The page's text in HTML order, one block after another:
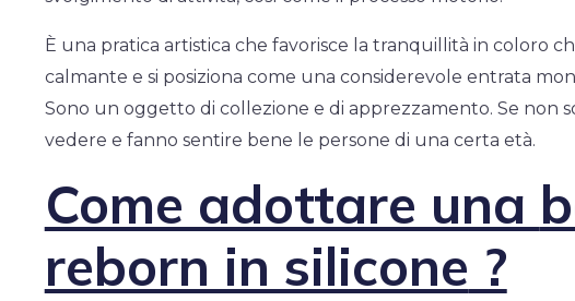
È una pratica artistica che favorisce la tranquillità in coloro
calmante e si posiziona come una considerevole entrata
Sono un oggetto di collezione e di apprezzamento. Se non
vedere e fanno sentire bene le persone di una certa età.
Come adottare una
reborn in silicone ?